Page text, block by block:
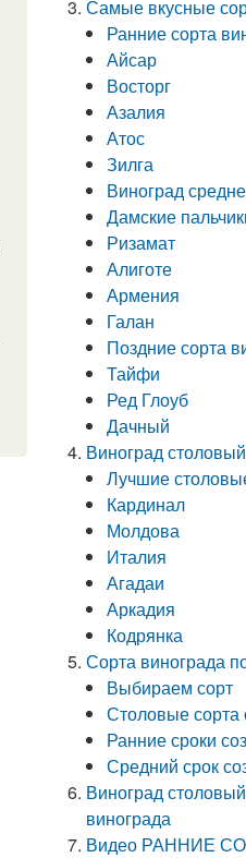
Самые вкусные
Ранние сорта
Айсар
Восторг
Азалия
Атос
Зилга
Виноград
Дамские
Ризамат
Алиготе
Армения
Галан
Поздние сорта
Тайфи
Ред Глоуб
Дачный
Виноград
Лучшие
Кардинал
Молдова
Италия
Агадаи
Аркадия
Кодрянка
Сорта винограда
Выбираем сорт
Столовые сорта
Ранние сроки
Средний срок
Виноград
винограда
Видео РАННИЕ